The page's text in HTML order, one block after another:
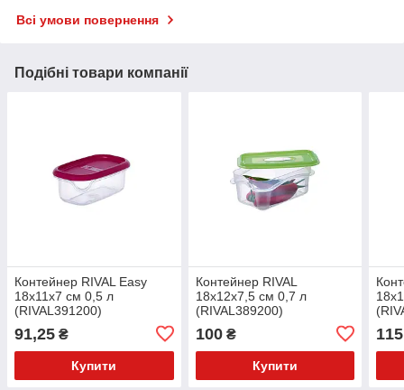
Всі умови повернення
Подібні товари компанії
Контейнер RIVAL Easy
18x11x7 см 0,5 л
(RIVAL391200)
91,25 ₴
Купити
Контейнер RIVAL
18x12x7,5 см 0,7 л
(RIVAL389200)
100₴
Купити
115